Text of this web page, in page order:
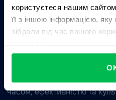
користуєтеся нашим
її з іншою інформацією,
зібрали під час вашого
Цілісне HRM-рішення для
часом, ефективністю та